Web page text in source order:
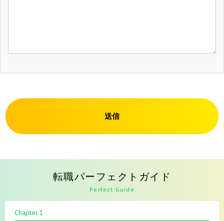
送信
転職パーフェクトガイド
Perfect Guide
Chapter.1